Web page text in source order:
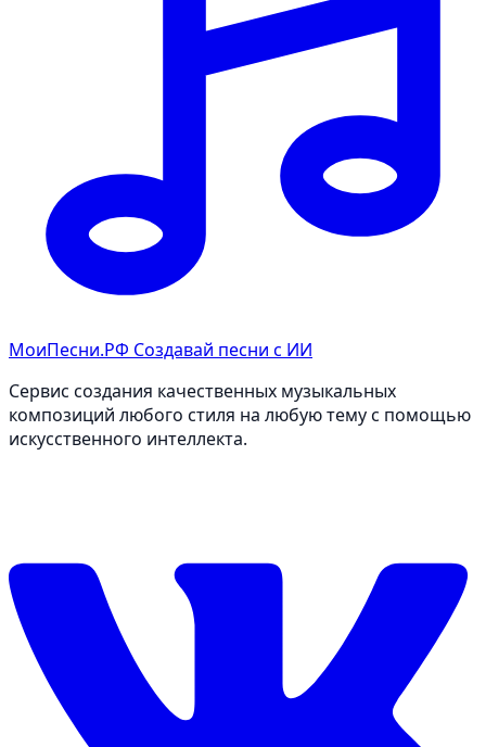
МоиПесни.РФ Создавай песни с ИИ
Сервис создания качественных музыкальных
композиций любого стиля на любую тему с помощью
искусственного интеллекта.